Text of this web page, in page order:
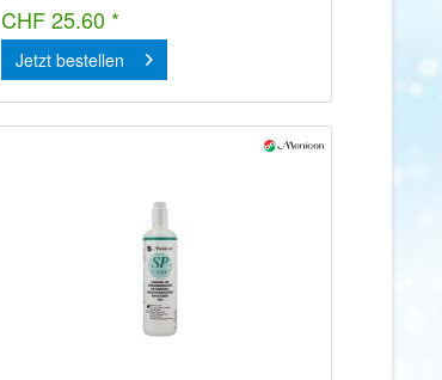
CHF 25.60 *
Jetzt bestellen